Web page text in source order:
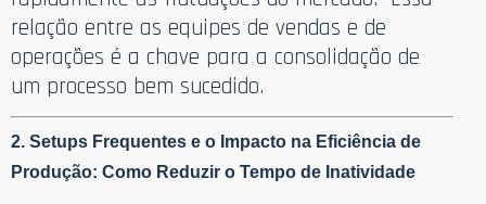
relação entre as equipes de vendas e de
operações é a chave para a consolidação de
um processo bem sucedido.
2. Setups Frequentes e o Impacto na Eficiência de
Produção: Como Reduzir o Tempo de Inatividade